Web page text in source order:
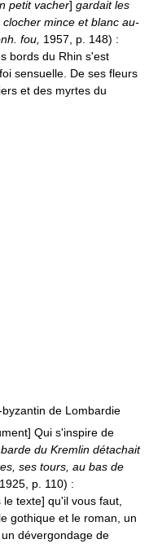
petit vacher] gardait les
mince et blanc au-
fou, 1957, p. 148) :
bords du Rhin s'est
sensuelle. De ses fleurs
et des myrtes du
de Lombardie
Qui s'inspire de
du Kremlin détachait
ses tours, au bas de
1925, p. 110) :
le texte] qu'il vous faut,
gothique et le roman, un
dévergondage de